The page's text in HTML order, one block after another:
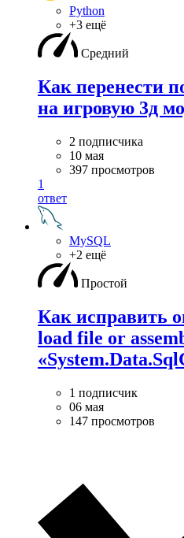
Python
+3 ещё
Средний
Как перенести
на игровую 3д
2 подписчика
10 мая
397 просмотров
1
ответ
MySQL
+2 ещё
Простой
Как исправить
load file or
1 подписчик
06 мая
147 просмотров